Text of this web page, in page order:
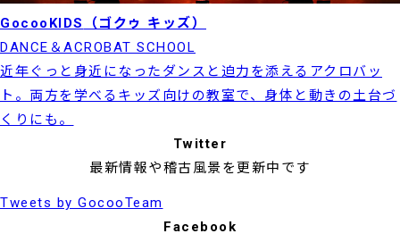
GocooKIDS
（ゴクゥ キッズ）
DANCE＆ACROBAT SCHOOL
近年ぐっと身近になったダンスと迫力を添えるアクロバッ
ト。両方を学べるキッズ向けの教室で、身体と動きの土台づ
くりにも。
Twitter
最新情報や稽古風景を更新中です
Tweets by GocooTeam
Facebook